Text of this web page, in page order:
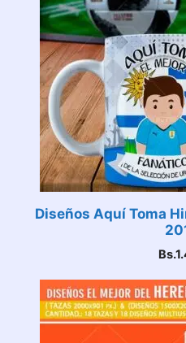
Diseños Aquí Toma
Bs.